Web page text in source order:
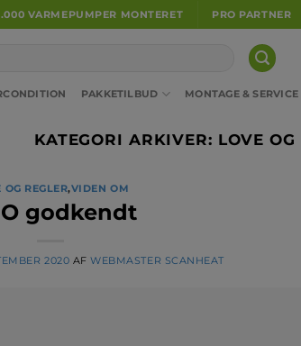
VARMEPUMPER MONTERET PRO PARTNER
PAKKETILBUD MONTAGE & SERVICE
KATEGORI ARKIVER: LOVE OG
OG REGLER,VIDEN OM
godkendt
2020 AFWEBMASTER SCANHEAT